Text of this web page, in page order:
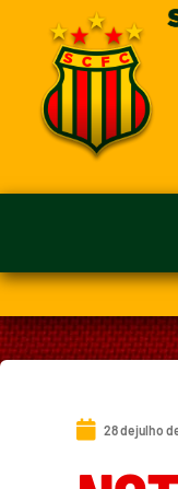
28 de julho